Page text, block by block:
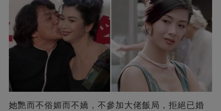
她艷而不俗媚而不嬌，不參加大佬飯局，拒絕已婚